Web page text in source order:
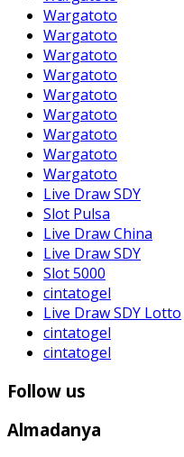
Wargatoto
Wargatoto
Wargatoto
Wargatoto
Wargatoto
Wargatoto
Wargatoto
Wargatoto
Wargatoto
Live Draw SDY
Slot Pulsa
Live Draw China
Live Draw SDY
Slot 5000
cintatogel
Live Draw SDY Lotto
cintatogel
cintatogel
Follow us
Almadanya